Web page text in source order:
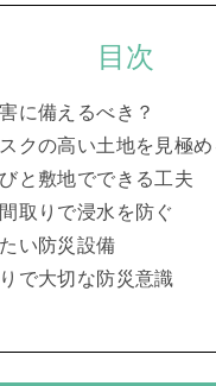
目次
に備えるべき？
クの高い土地を見極め
と敷地でできる工夫
取りで浸水を防ぐ
い防災設備
で大切な防災意識